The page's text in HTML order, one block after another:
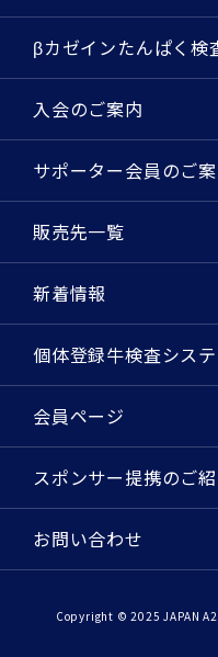
βカゼインたんぱく検
入会のご案内
サポーター会員のご
販売先一覧
新着情報
個体登録牛検査シス
会員ページ
スポンサー提携のご
お問い合わせ
Copyright © 2025 JAPAN